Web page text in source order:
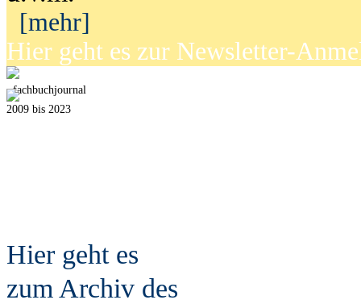
[mehr]
Hier geht es zur Newsletter-
fachbuchjournal
2009 bis 2023
Hier geht es
zum Archiv des